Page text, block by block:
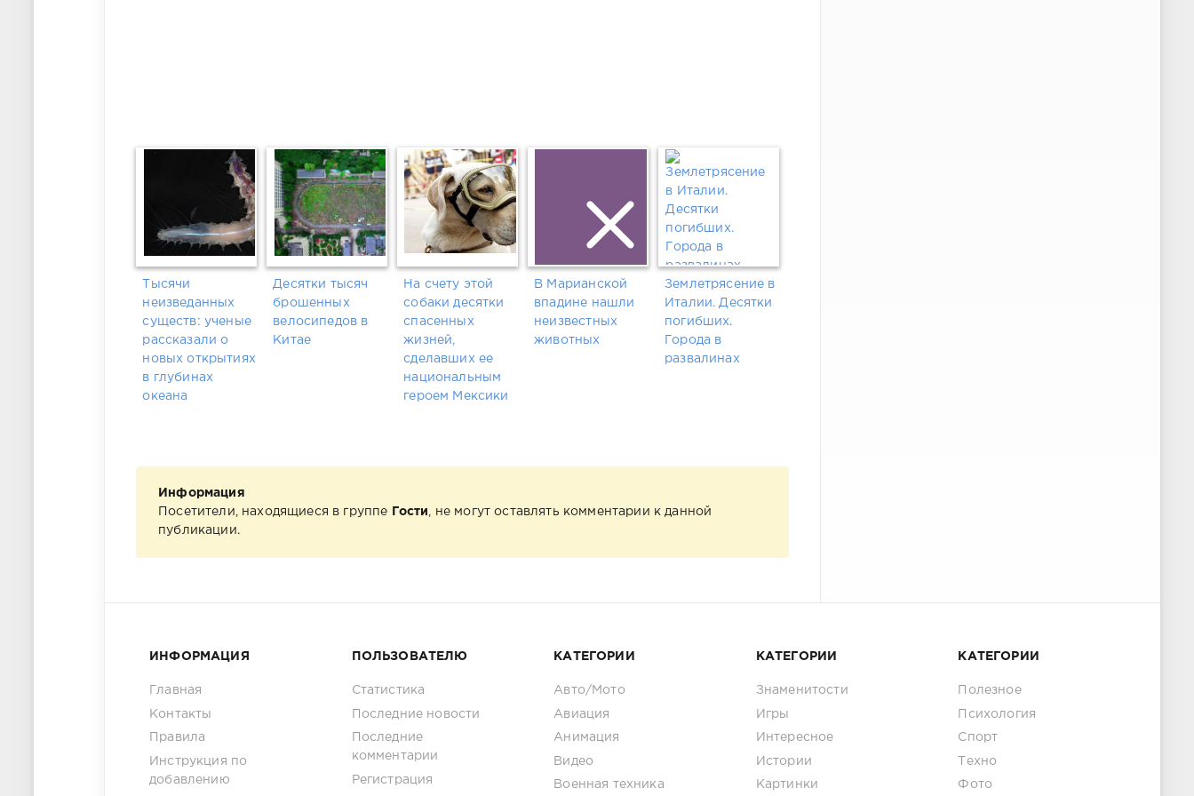
Тысячи
неизведанных
существ: ученые
рассказали о
новых открытиях
в глубинах
океана
Десятки тысяч
брошенных
велосипедов в
Китае
На счету этой
собаки десятки
спасенных
жизней,
сделавших ее
национальным
героем Мексики
В Марианской
впадине нашли
неизвестных
животных
Землетрясение в
Италии. Десятки
погибших.
Города в
развалинах
Информация
Посетители, находящиеся в группе
Гости
, не могут оставлять комментарии к данной
публикации.
ИНФОРМАЦИЯ
Главная
Контакты
Правила
Инструкция по
добавлению
ПОЛЬЗОВАТЕЛЮ
Статистика
Последние новости
Последние
комментарии
Регистрация
КАТЕГОРИИ
Авто/Мото
Авиация
Анимация
Видео
Военная техника
КАТЕГОРИИ
Знаменитости
Игры
Интересное
Истории
Картинки
КАТЕГОРИИ
Полезное
Психология
Спорт
Техно
Фото